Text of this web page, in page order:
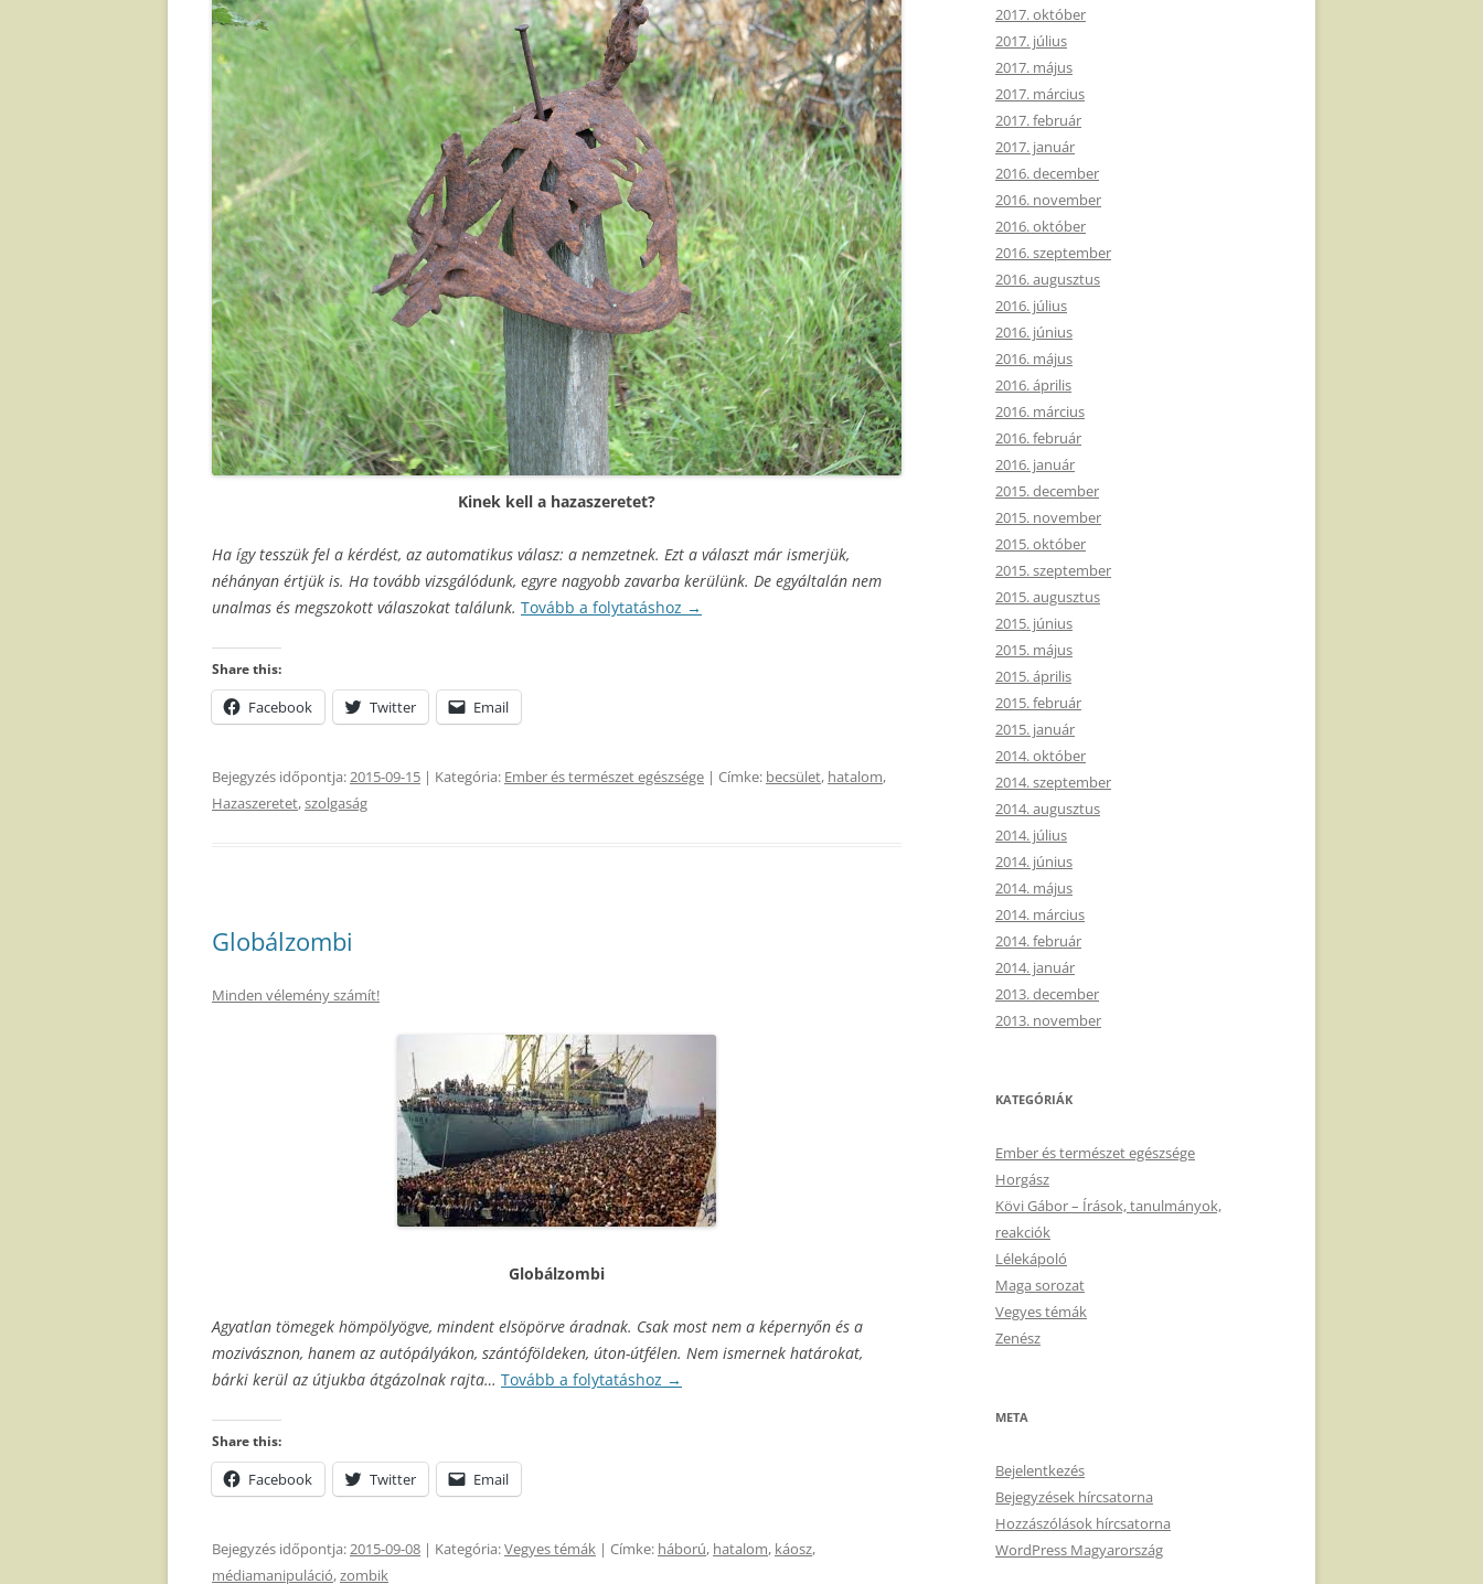
Kinek kell a hazaszeretet?
Ha így tesszük fel a kérdést, az automatikus válasz: a nemzetnek. Ezt a választ már ismerjük,
néhányan értjük is. Ha tovább vizsgálódunk, egyre nagyobb zavarba kerülünk. De egyáltalán nem
unalmas és megszokott válaszokat találunk. Tovább a folytatáshoz →
Share this:
Facebook Twitter Email
Bejegyzés időpontja:2015-09-15 | Kategória: Ember és természet egészsége | Címke: becsület, hatalom,
Hazaszeretet,szolgaság
Globálzombi
Minden vélemény számít!
Globálzombi
Agyatlan tömegek hömpölyögve, mindent elsöpörve áradnak. Csak most nem a képernyőn és a
mozivásznon, hanem az autópályákon, szántóföldeken, úton-útfélen. Nem ismernek határokat,
bárki kerül az útjukba átgázolnak rajta… Tovább a folytatáshoz →
Share this:
Facebook Twitter Email
Bejegyzés időpontja:2015-09-08 | Kategória:Vegyes témák | Címke: háború, hatalom, káosz,
médiamanipuláció,zombik
2017. október
2017. július
2017. május
2017. március
2017. február
2017. január
2016. december
2016. november
2016. október
2016. szeptember
2016. augusztus
2016. július
2016. június
2016. május
2016. április
2016. március
2016. február
2016. január
2015. december
2015. november
2015. október
2015. szeptember
2015. augusztus
2015. június
2015. május
2015. április
2015. február
2015. január
2014. október
2014. szeptember
2014. augusztus
2014. július
2014. június
2014. május
2014. március
2014. február
2014. január
2013. december
2013. november
KATEGÓRIÁK
Ember és természet egészsége
Horgász
Kövi Gábor – Írások, tanulmányok,
reakciók
Lélekápoló
Maga sorozat
Vegyes témák
Zenész
META
Bejelentkezés
Bejegyzések hírcsatorna
Hozzászólások hírcsatorna
WordPress Magyarország